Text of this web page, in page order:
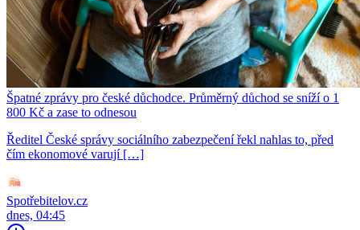
Špatné zprávy pro české důchodce. Průměrný důchod se sníží o 1
800 Kč a zase to odnesou
Ředitel České správy sociálního zabezpečení řekl nahlas to, před
čím ekonomové varují […]
Spotřebitelov.cz
dnes, 04:45